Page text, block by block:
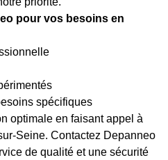
pour vos besoins en
spécifiques
optimale en faisant appel à
Seine. Contactez Depanneo
de qualité et une sécurité